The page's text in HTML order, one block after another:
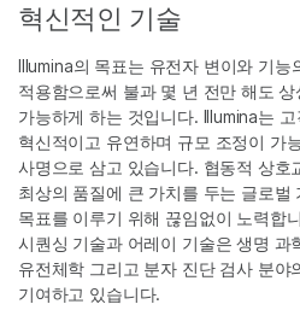
혁신적인 기술
Illumina의 목표는 유전자 변이와 기능
적용함으로써 불과 몇 년 전만 해도
가능하게 하는 것입니다. Illumina는
혁신적이고 유연하며 규모 조정이 가
사명으로 삼고 있습니다. 협동적 상호
최상의 품질에 큰 가치를 두는 글로벌
목표를 이루기 위해 끊임없이 노력합
시퀀싱 기술과 어레이 기술은 생명 과
유전체학 그리고 분자 진단 검사 분야
기여하고 있습니다.